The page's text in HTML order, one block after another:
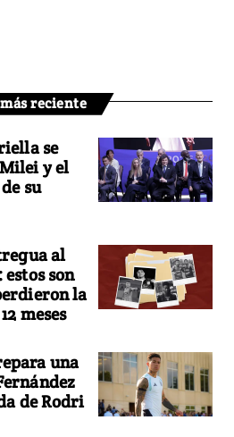
reciente
se
y el
su
al
son
la
meses
una
de Rodri